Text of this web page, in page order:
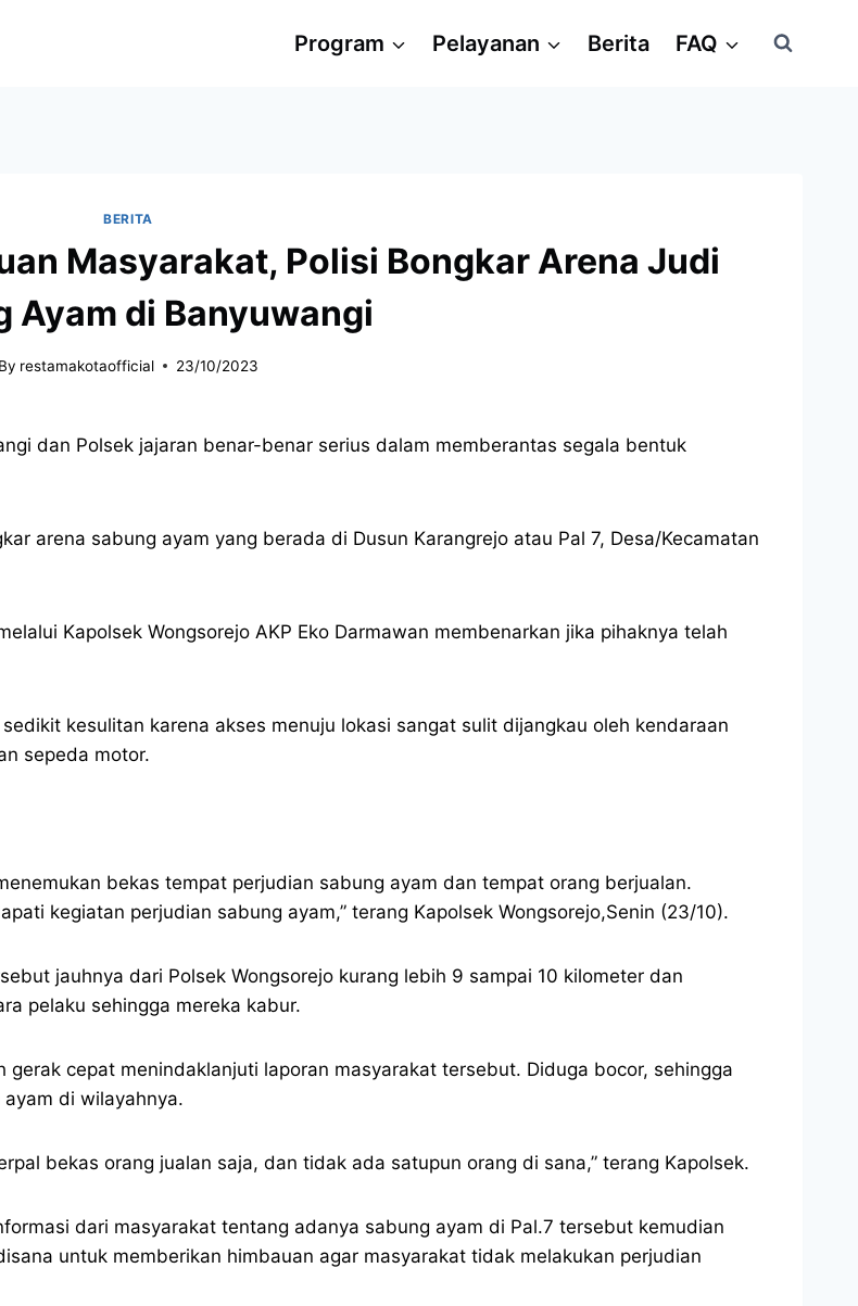
Program Pelayanan Berita FAQ
BERITA
Masyarakat, Polisi Bongkar Arena Judi
Ayam di Banyuwangi
By restamakotaofficial 23/10/2023
dan Polsek jajaran benar-benar serius dalam memberantas segala bentuk
arena sabung ayam yang berada di Dusun Karangrejo atau Pal 7, Desa/Kecamatan
Kapolsek Wongsorejo AKP Eko Darmawan membenarkan jika pihaknya telah
kesulitan karena akses menuju lokasi sangat sulit dijangkau oleh kendaraan
sepeda motor.
bekas tempat perjudian sabung ayam dan tempat orang berjualan.
kegiatan perjudian sabung ayam,” terang Kapolsek Wongsorejo,Senin (23/10).
jauhnya dari Polsek Wongsorejo kurang lebih 9 sampai 10 kilometer dan
pelaku sehingga mereka kabur.
cepat menindaklanjuti laporan masyarakat tersebut. Diduga bocor, sehingga
di wilayahnya.
bekas orang jualan saja, dan tidak ada satupun orang di sana,” terang Kapolsek.
dari masyarakat tentang adanya sabung ayam di Pal.7 tersebut kemudian
untuk memberikan himbauan agar masyarakat tidak melakukan perjudian